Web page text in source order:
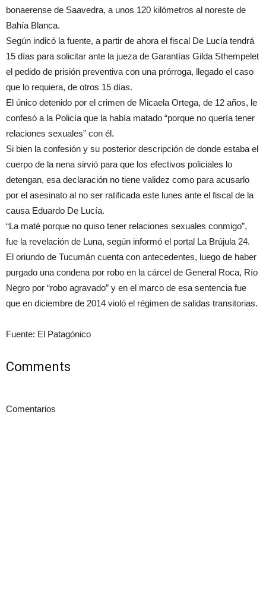
bonaerense de Saavedra, a unos 120 kilómetros al noreste de
Bahía Blanca.
Según indicó la fuente, a partir de ahora el fiscal De Lucía tendrá
15 días para solicitar ante la jueza de Garantías Gilda Sthempelet
el pedido de prisión preventiva con una prórroga, llegado el caso
que lo requiera, de otros 15 días.
El único detenido por el crimen de Micaela Ortega, de 12 años, le
confesó a la Policía que la había matado “porque no quería tener
relaciones sexuales” con él.
Si bien la confesión y su posterior descripción de donde estaba el
cuerpo de la nena sirvió para que los efectivos policiales lo
detengan, esa declaración no tiene validez como para acusarlo
por el asesinato al no ser ratificada este lunes ante el fiscal de la
causa Eduardo De Lucía.
“La maté porque no quiso tener relaciones sexuales conmigo”,
fue la revelación de Luna, según informó el portal La Brújula 24.
El oriundo de Tucumán cuenta con antecedentes, luego de haber
purgado una condena por robo en la cárcel de General Roca, Río
Negro por “robo agravado” y en el marco de esa sentencia fue
que en diciembre de 2014 violó el régimen de salidas transitorias.
Fuente: El Patagónico
Comments
Comentarios